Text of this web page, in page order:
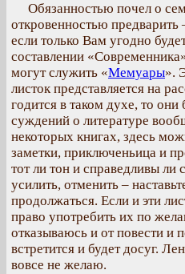
Обязанностью почел о
откровенностью предварить
если только Вам угодно
составлении
могут служить «Мемуары».
листок представляется на
годится в таком духе, то
суждений о литературе
некоторых книгах, здесь
заметки, приключеньица и
тот ли тон и справедливы
усилить, отменить –
продолжаться. Если и эти
право употребить их по
отказываюсь и от повести и
встретится и будет досуг.
вовсе не желаю.